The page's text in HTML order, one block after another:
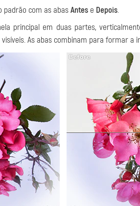
padrão com as abasAntes e Depois.
principal em duas partes,
As abas combinam para formar a